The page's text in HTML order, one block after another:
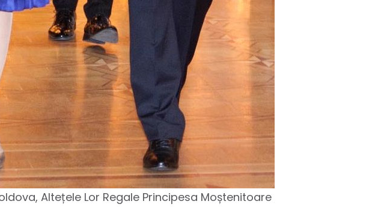
Altețele Lor Regale Principesa Moștenitoare